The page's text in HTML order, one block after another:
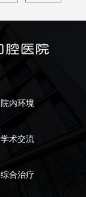
院内环境
学术交流
综合治疗